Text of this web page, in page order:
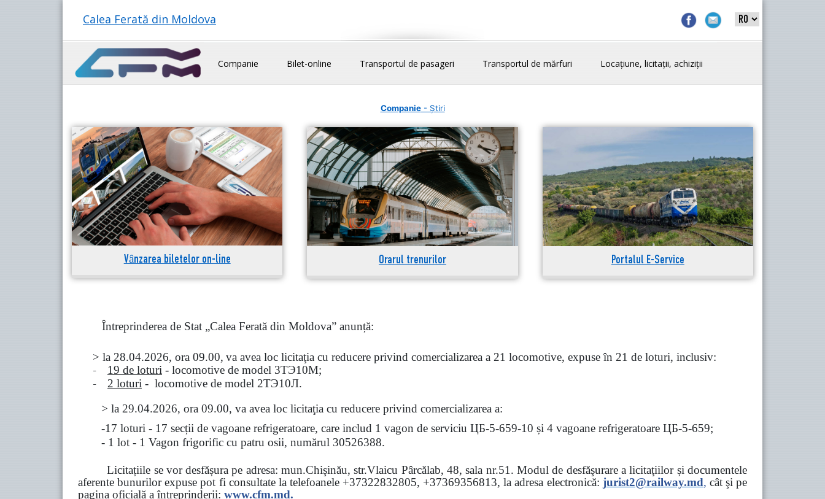
Calea Ferată din Moldova
Companie Bilet-online Transportul de pasageri Transportul de mărfuri Locațiune, licitații, achiziții
Companie- Știri
Vânzarea biletelor on-line Orarul trenurilor Portalul E-Service
Întreprinderea de Stat „Calea Ferată din Moldova” anunță:
> la 28.04.2026, ora 09.00, va avea loc licitaţia cu reducere privind comercializarea a 21 locomotive, expuse în 21 de loturi, inclusiv:
- 19 de loturi - locomotive de model 3ТЭ10М;
- 2 loturi - locomotive de model 2ТЭ10Л.
> la 29.04.2026, ora 09.00, va avea loc licitaţia cu reducere privind comercializarea a:
-17 loturi - 17 secții de vagoane refrigeratoare, care includ 1 vagon de serviciu ЦБ-5-659-10 și 4 vagoane refrigeratoare ЦБ-5-659;
- 1 lot - 1 Vagon frigorific cu patru osii, numărul 30526388.
Licitațiile se vor desfășura pe adresa: mun.Chişinău, str.Vlaicu Pârcălab, 48, sala nr.51.Modul de desfăşurare a licitaţiilor și documentele
aferente bunurilor expuse pot fi consultate la telefoanele +37322832805, +37369356813, la adresa electronică: jurist2@railway.md, cât şi pe
pagina oficială a întreprinderii: www.cfm.md.